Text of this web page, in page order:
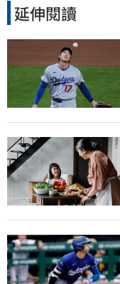
延伸閱讀